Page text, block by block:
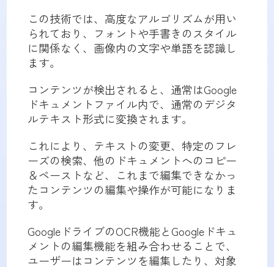
この技術では、高度なアルゴリズムが用い
られており、フォントや手書きのスタイル
に関係なく、画像内の文字や単語を認識し
ます。
コンテンツが検出されると、通常はGoogle
ドキュメントファイル内で、通常のデジタ
ルテキスト形式に変換されます。
これにより、テキストの変更、特定のフレ
ーズの検索、他のドキュメントへのコピー
＆ペーストなど、これまで編集できなかっ
たコンテンツの編集や操作が可能になりま
す。
GoogleドライブのOCR機能とGoogleドキュ
メントの編集機能を組み合わせることで、
ユーザーはコンテンツを編集したり、対象